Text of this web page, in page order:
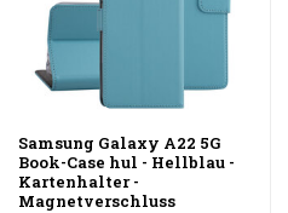
Samsung Galaxy A22 5G
Book-Case hul - Hellblau -
Kartenhalter -
Magnetverschluss